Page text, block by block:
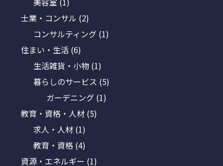
士業・コンサル (2)
コンサルティング (1)
住まい・生活 (6)
生活雑貨・小物 (1)
暮らしのサービス (5)
ガーデニング (1)
教育・資格・人材 (5)
求人・人材 (1)
教育・資格 (4)
資源・エネルギー (1)